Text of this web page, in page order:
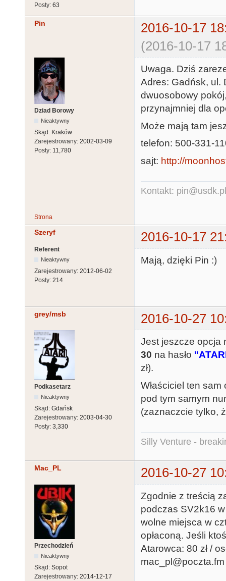
Posty: 63
Pin
2016-10-17
(2016-10-17
Dziad Borowy
Nieaktywny
Skąd: Kraków
Zarejestrowany: 2002-03-09
Posty: 11,780
Uwaga. Dziś
Adres: Gadńsk, ul.
dwuosobowy
przynajmniej dla
Może mają tam
telefon: 500-331-
sajt: http://
Kontakt: pin@usdk.pl
Strona
Szeryf 2016-10-17
Referent
Nieaktywny
Zarejestrowany: 2012-06-02
Posty: 214
Mają, dzięki Pin :)
grey/msb 2016-10-27
Podkasetarz
Nieaktywny
Skąd: Gdańsk
Zarejestrowany: 2003-04-30
Posty: 3,330
Jest jeszcze opcja
30 na hasło
zł).
Właściciel ten
pod tym samym
(zaznaczcie tylko,
Silly Venture -
Mac_PL 2016-10-27
Przechodzień
Nieaktywny
Skąd: Sopot
Zarejestrowany: 2014-12-17
Zgodnie z treścią
podczas SV2k16
wolne miejsca w
opłaconą. Jeśli
Atarowca: 80 zł /
mac_pl@poczta.fm